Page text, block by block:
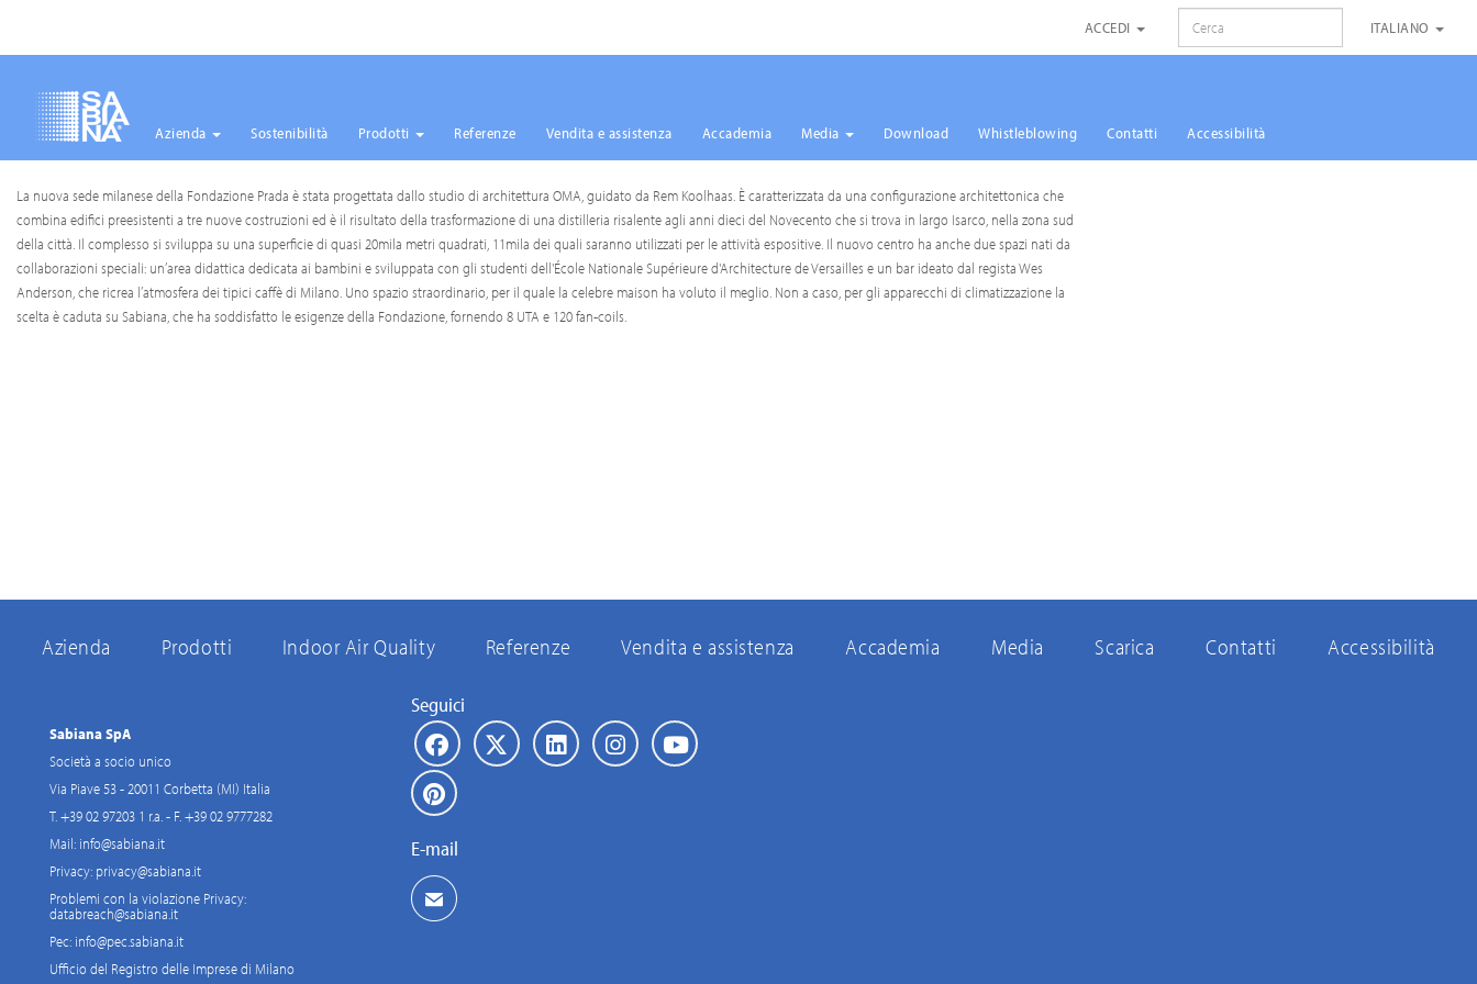
contenuto
principale
ACCEDI ITALIANO
Azienda Sostenibilità Prodotti Referenze Vendita e assistenza Accademia Media Download Whistleblowing Contatti Accessibilità
La nuova sede milanese della Fondazione Prada è stata progettata dallo studio di architettura OMA, guidato da Rem Koolhaas. È caratterizzata da una configurazione architettonica che
combina edifici preesistenti a tre nuove costruzioni ed è il risultato della trasformazione di una distilleria risalente agli anni dieci del Novecento che si trova in largo Isarco, nella zona sud
della città. Il complesso si sviluppa su una superficie di quasi 20mila metri quadrati, 11mila dei quali saranno utilizzati per le attività espositive. Il nuovo centro ha anche due spazi nati da
collaborazioni speciali: un’area didattica dedicata ai bambini e sviluppata con gli studenti dell'École Nationale Supérieure d'Architecture de Versailles e un bar ideato dal regista Wes
Anderson, che ricrea l’atmosfera dei tipici caffè di Milano. Uno spazio straordinario, per il quale la celebre maison ha voluto il meglio. Non a caso, per gli apparecchi di climatizzazione la
scelta è caduta su Sabiana, che ha soddisfatto le esigenze della Fondazione, fornendo 8 UTA e 120 fan-coils.
Azienda Prodotti Indoor Air Quality Referenze Vendita e assistenza Accademia Media Scarica Contatti Accessibilità
Sabiana SpA
Società a socio unico
Via Piave 53 - 20011 Corbetta (MI) Italia
T. +39 02 97203 1 r.a. - F. +39 02 9777282
Mail: info@sabiana.it
Privacy: privacy@sabiana.it
Problemi con la violazione Privacy:
databreach@sabiana.it
Pec: info@pec.sabiana.it
Ufficio del Registro delle Imprese di Milano
Seguici
E-mail